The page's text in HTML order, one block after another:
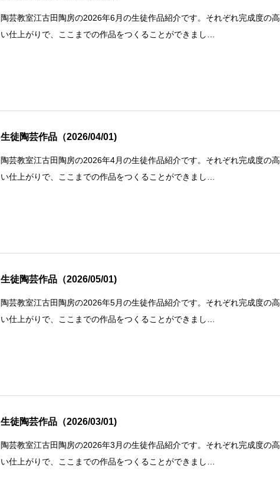
陶芸教室江古田陶房の2026年6月の生徒作品紹介です。それぞれ完成度の高
い仕上がりで、ここまでの作品をつくることができまし…
生徒陶芸作品（2026/04/01)
陶芸教室江古田陶房の2026年4月の生徒作品紹介です。それぞれ完成度の高
い仕上がりで、ここまでの作品をつくることができまし…
生徒陶芸作品（2026/05/01)
陶芸教室江古田陶房の2026年5月の生徒作品紹介です。それぞれ完成度の高
い仕上がりで、ここまでの作品をつくることができまし…
生徒陶芸作品（2026/03/01)
陶芸教室江古田陶房の2026年3月の生徒作品紹介です。それぞれ完成度の高
い仕上がりで、ここまでの作品をつくることができまし…